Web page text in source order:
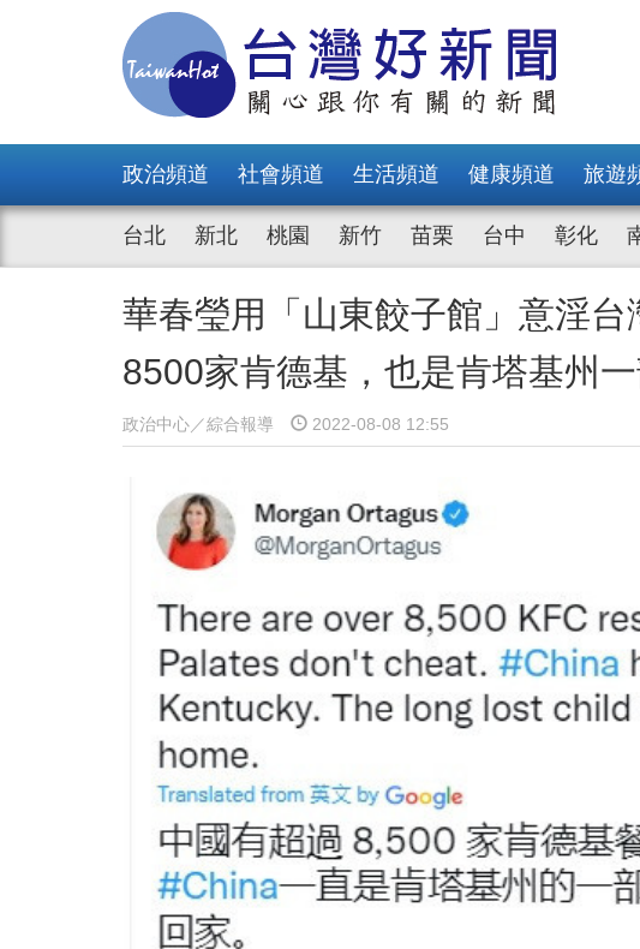
政治頻道 社會頻道 生活頻道 健康頻道 旅遊
台北 新北 桃園 新竹 苗栗 台中 彰化
華春瑩用「山東餃子館」意淫
8500家肯德基，也是肯塔基州
政治中心／綜合報導 2022-08-08 12:55